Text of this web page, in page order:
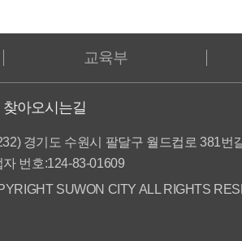
교육부
찾아오시는길
경기도 수원시 팔달구 월드컵로 381번
자 번호:124-83-01609
SUWON CITY ALL RIGHTS